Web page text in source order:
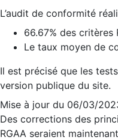
L’audit de conformité
66.67% des critères
Le taux moyen de
Il est précisé que les
version publique du site.
Mise à jour du 06/03/
Des corrections des
RGAA seraient